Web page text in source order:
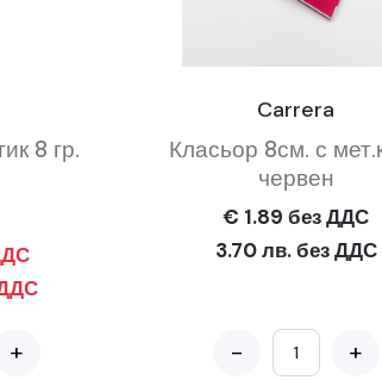
8 гр.
+
Carrera
Класьор 8см. с
червен
€ 1.89 без ДДС
3.70 лв. без ДДС
- +